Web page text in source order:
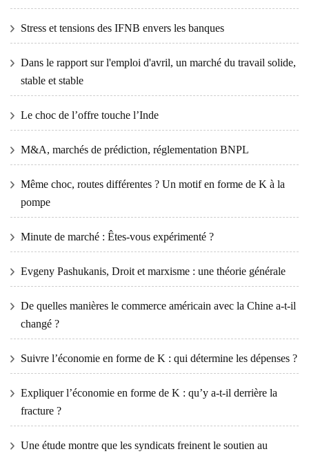
Stress et tensions des IFNB envers les banques
Dans le rapport sur l'emploi d'avril, un marché du travail solide,
stable et stable
Le choc de l’offre touche l’Inde
M&A, marchés de prédiction, réglementation BNPL
Même choc, routes différentes ? Un motif en forme de K à la
pompe
Minute de marché : Êtes-vous expérimenté ?
Evgeny Pashukanis, Droit et marxisme : une théorie générale
De quelles manières le commerce américain avec la Chine a-t-il
changé ?
Suivre l’économie en forme de K : qui détermine les dépenses ?
Expliquer l’économie en forme de K : qu’y a-t-il derrière la
fracture ?
Une étude montre que les syndicats freinent le soutien au